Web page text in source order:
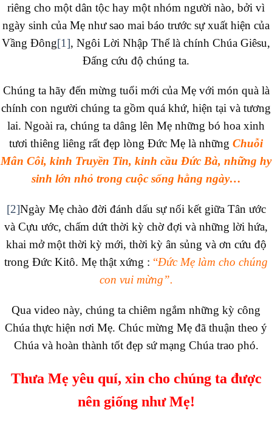
riêng cho một dân tộc hay một nhóm người nào, bởi vì
ngày sinh của Mẹ như sao mai báo trước sự xuất hiện của
Vầng Đông[1], Ngôi Lời Nhập Thể là chính Chúa Giêsu,
Đấng cứu độ chúng ta.
Chúng ta hãy đến mừng tuổi mới của Mẹ với món quà là
chính con người chúng ta gồm quá khứ, hiện tại và tương
lai. Ngoài ra, chúng ta dâng lên Mẹ những bó hoa xinh
tươi thiêng liêng rất đẹp lòng Đức Mẹ là những Chuỗi
Mân Côi, kinh Truyền Tin, kinh cầu Đức Bà, những hy
sinh lớn nhỏ trong cuộc sống hằng ngày…
[2]Ngày Mẹ chào đời đánh dấu sự nối kết giữa Tân ước
và Cựu ước, chấm dứt thời kỳ chờ đợi và những lời hứa,
khai mở một thời kỳ mới, thời kỳ ân sủng và ơn cứu độ
trong Đức Kitô. Mẹ thật xứng : “Đức Mẹ làm cho chúng
con vui mừng”.
Qua video này, chúng ta chiêm ngắm những kỳ công
Chúa thực hiện nơi Mẹ. Chúc mừng Mẹ đã thuận theo ý
Chúa và hoàn thành tốt đẹp sứ mạng Chúa trao phó.
Thưa Mẹ yêu quí, xin cho chúng ta được
nên giống như Mẹ!